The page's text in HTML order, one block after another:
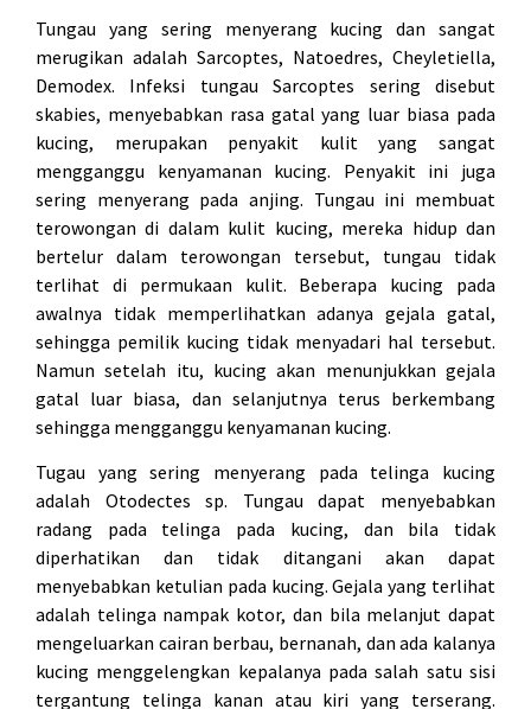
Tungau yang sering menyerang kucing dan sangat
merugikan adalah Sarcoptes, Natoedres, Cheyletiella,
Demodex. Infeksi tungau Sarcoptes sering disebut
skabies, menyebabkan rasa gatal yang luar biasa pada
kucing, merupakan penyakit kulit yang sangat
mengganggu kenyamanan kucing. Penyakit ini juga
sering menyerang pada anjing. Tungau ini membuat
terowongan di dalam kulit kucing, mereka hidup dan
bertelur dalam terowongan tersebut, tungau tidak
terlihat di permukaan kulit. Beberapa kucing pada
awalnya tidak memperlihatkan adanya gejala gatal,
sehingga pemilik kucing tidak menyadari hal tersebut.
Namun setelah itu, kucing akan menunjukkan gejala
gatal luar biasa, dan selanjutnya terus berkembang
sehingga mengganggu kenyamanan kucing.
Tugau yang sering menyerang pada telinga kucing
adalah Otodectes sp. Tungau dapat menyebabkan
radang pada telinga pada kucing, dan bila tidak
diperhatikan dan tidak ditangani akan dapat
menyebabkan ketulian pada kucing. Gejala yang terlihat
adalah telinga nampak kotor, dan bila melanjut dapat
mengeluarkan cairan berbau, bernanah, dan ada kalanya
kucing menggelengkan kepalanya pada salah satu sisi
tergantung telinga kanan atau kiri yang terserang.